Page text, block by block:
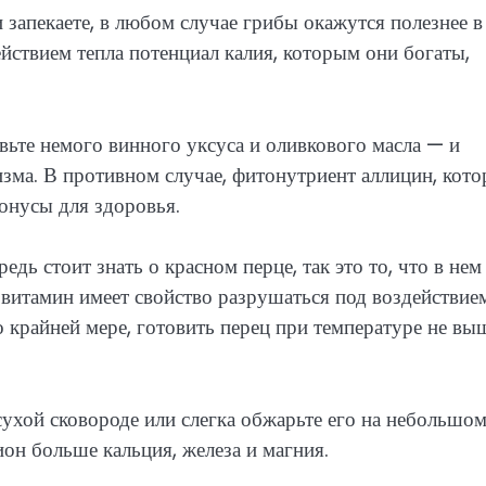
в любом случае грибы окажутся полезнее в
тепла потенциал калия, которым они богаты,
немого винного уксуса и оливкового масла — и
В противном случае, фитонутриент аллицин,
для здоровья.
стоит знать о красном перце, так это то, что в нем
имеет свойство разрушаться под
мере, готовить перец при температуре не
сковороде или слегка обжарьте его на небольшом
больше кальция, железа и магния.